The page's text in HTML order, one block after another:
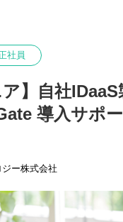
社員
ア】自社IDaaS
導入サポ
ー株式会社